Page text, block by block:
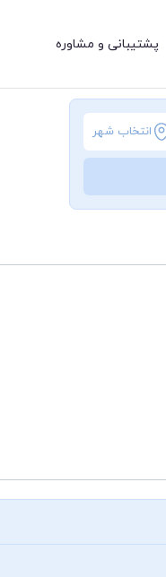
پشتیبانی و مشاوره
انتخاب شهر